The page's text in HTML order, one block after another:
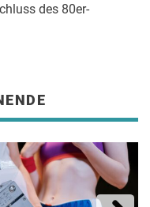
des 80er-